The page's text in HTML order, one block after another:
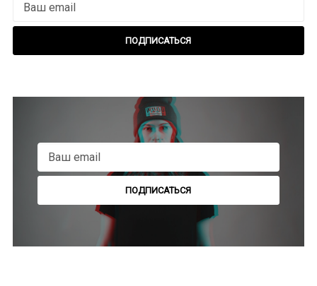
ПОДПИСАТЬСЯ
ПОДПИСАТЬСЯ